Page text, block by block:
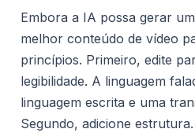
Embora a IA possa gerar
melhor conteúdo de vídeo
princípios. Primeiro, edite
legibilidade. A linguagem
linguagem escrita e uma
Segundo, adicione